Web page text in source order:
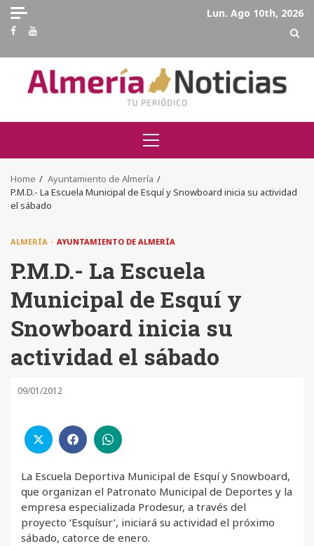
Skip
content
Lun. Ago 10th, 2026
Facebook
Youtube
Primary
Menu
Home
Ayuntamiento de Almería
P.M.D.- La Escuela Municipal de Esquí y Snowboard inicia su actividad
el sábado
ALMERÍA AYUNTAMIENTO DE ALMERÍA
P.M.D.- La Escuela
Municipal de Esquí y
Snowboard inicia su
actividad el sábado
09/01/2012
La Escuela Deportiva Municipal de Esquí y Snowboard,
que organizan el Patronato Municipal de Deportes y la
empresa especializada Prodesur, a través del
proyecto ‘Esquísur’, iniciará su actividad el próximo
sábado, catorce de enero.